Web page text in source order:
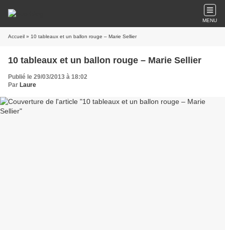
MENU
Accueil » 10 tableaux et un ballon rouge – Marie Sellier
10 tableaux et un ballon rouge – Marie Sellier
Publié le 29/03/2013 à 18:02
Par Laure